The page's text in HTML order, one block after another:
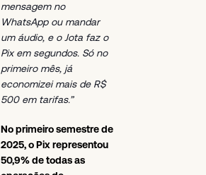
mensagem no
WhatsApp ou mandar
um áudio, e o Jota faz o
Pix em segundos. Só no
primeiro mês, já
economizei mais de R$
500 em tarifas.”
No primeiro semestre de
2025, o Pix representou
50,9% de todas as